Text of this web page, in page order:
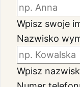
Wpisz swoje
Nazwisko
Wpisz